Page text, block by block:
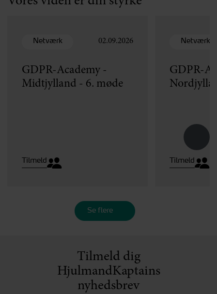
Netværk 02.09.2026
GDPR-Academy -
Midtjylland - 6. møde
Tilmeld
Netværk
GDPR-
Tilmeld
Se flere
Tilmeld dig
HjulmandKaptains
nyhedsbrev